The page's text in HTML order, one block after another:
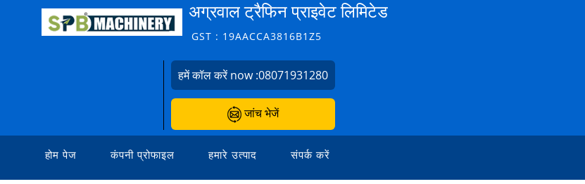
अग्रवाल ट्रैफिन प्राइवेट लिमिटेड
GST : 19AACCA3816B1Z5
हमें कॉल करें now :08071931280
जांच भेजें
होम पेज कंपनी प्रोफाइल हमारे उत्पाद संपर्क करें